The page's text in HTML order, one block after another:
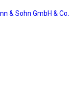
& Sohn GmbH & Co.